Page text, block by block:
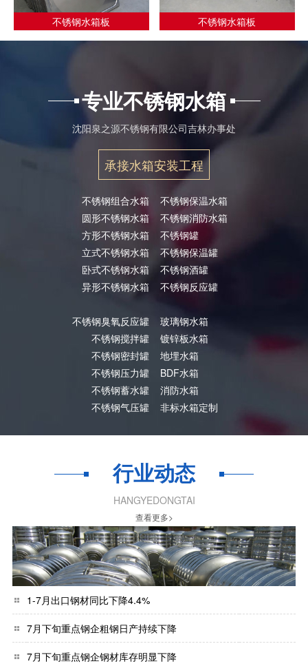
不锈钢水箱板 不锈钢水箱板
专业不锈钢水箱
沈阳泉之源不锈钢有限公司吉林办事处
承接水箱安装工程
不锈钢组合水箱
圆形不锈钢水箱
方形不锈钢水箱
立式不锈钢水箱
卧式不锈钢水箱
异形不锈钢水箱
不锈钢臭氧反应罐
不锈钢搅拌罐
不锈钢密封罐
不锈钢压力罐
不锈钢蓄水罐
不锈钢气压罐
不锈钢保温水箱
不锈钢消防水箱
不锈钢罐
不锈钢保温罐
不锈钢酒罐
不锈钢反应罐
玻璃钢水箱
镀锌板水箱
地埋水箱
BDF水箱
消防水箱
非标水箱定制
行业动态
HANGYEDONGTAI
查看更多>
1-7月出口钢材同比下降4.4%
7月下旬重点钢企粗钢日产持续下降
7月下旬重点钢企钢材库存明显下降